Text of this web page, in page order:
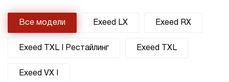
Все модели Exeed LX Exeed RX
Exeed TXL I Рестайлинг Exeed TXL
Exeed VX I